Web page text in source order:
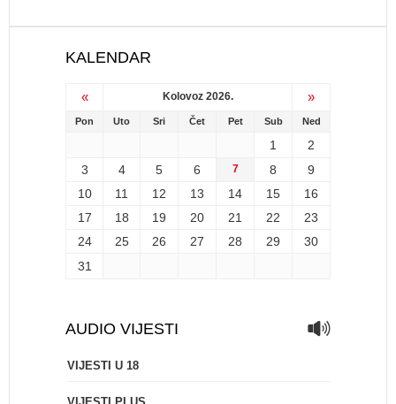
KALENDAR
« Kolovoz 2026. »
Pon Uto Sri Čet Pet Sub Ned
1
2
3
4 5 6 7 8
9
10
11 12 13 14 15
16
17
18 19 20 21 22
23
24
25 26 27 28 29
30
31
AUDIO VIJESTI
VIJESTI U 18